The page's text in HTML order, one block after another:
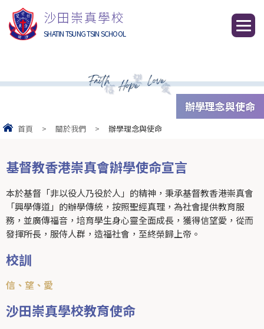
沙田崇真學校
SHATIN TSUNG TSIN SCHOOL
辦學理念與使命
首頁 > 關於我們 > 辦學理念與使命
基督教香港崇真會辦學使命宣言
本於基督「非以役人乃役於人」的精神，秉承基督教香港崇真會
「興學傳道」的辦學傳統，按照聖經真理，為社會提供教育服
務，並廣傳福音，培育學生身心靈全面成長，獲得信望愛，從而
發揮所長，服侍人群，造福社會，至終榮歸上帝。
校訓
信、望、愛
沙田崇真學校教育使命